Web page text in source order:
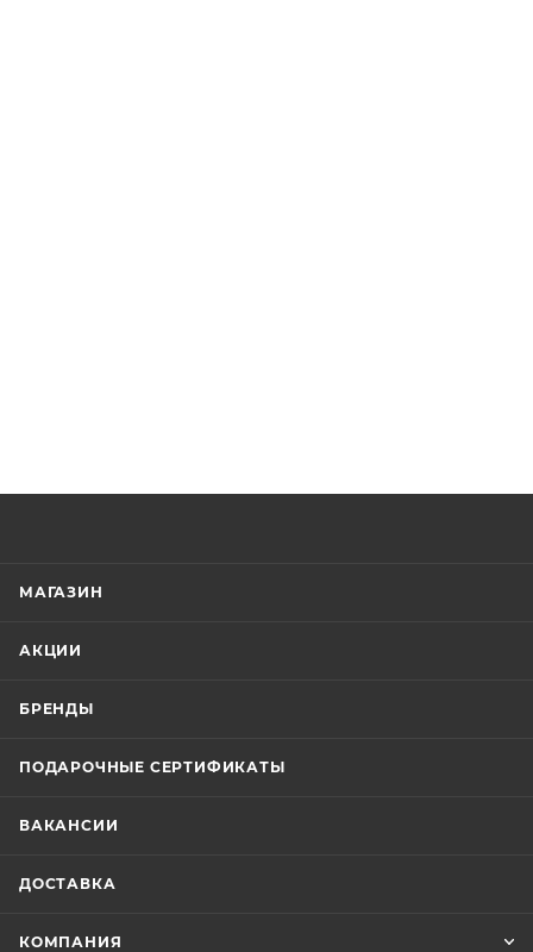
МАГАЗИН
АКЦИИ
БРЕНДЫ
ПОДАРОЧНЫЕ СЕРТИФИКАТЫ
ВАКАНСИИ
ДОСТАВКА
КОМПАНИЯ